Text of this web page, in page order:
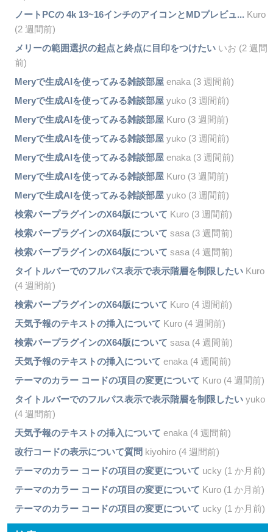
ノートPCの 4k 13~16インチのアイコンとMDプレビュ... Kuro
(2 週間前)
メリーの範囲選択の起点と終点に目印をつけたいいお (2 週間
前)
Meryで生成AIを使ってみる雑談部屋enaka (3 週間前)
Meryで生成AIを使ってみる雑談部屋yuko (3 週間前)
Meryで生成AIを使ってみる雑談部屋Kuro (3 週間前)
Meryで生成AIを使ってみる雑談部屋yuko (3 週間前)
Meryで生成AIを使ってみる雑談部屋enaka (3 週間前)
Meryで生成AIを使ってみる雑談部屋Kuro (3 週間前)
Meryで生成AIを使ってみる雑談部屋yuko (3 週間前)
検索バープラグインのX64版について Kuro (3 週間前)
検索バープラグインのX64版について sasa (3 週間前)
検索バープラグインのX64版について sasa (4 週間前)
タイトルバーでのフルパス表示で表示階層を制限したいKuro
(4 週間前)
検索バープラグインのX64版について Kuro (4 週間前)
天気予報のテキストの挿入について Kuro (4 週間前)
検索バープラグインのX64版について sasa (4 週間前)
天気予報のテキストの挿入について enaka (4 週間前)
テーマのカラー コードの項目の変更について Kuro (4 週間前)
タイトルバーでのフルパス表示で表示階層を制限したいyuko
(4 週間前)
天気予報のテキストの挿入について enaka (4 週間前)
改行コードの表示について質問 kiyohiro (4 週間前)
テーマのカラー コードの項目の変更について ucky (1 か月前)
テーマのカラー コードの項目の変更について Kuro (1 か月前)
テーマのカラー コードの項目の変更について ucky (1 か月前)